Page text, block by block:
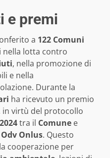
e premi
a 122 Comuni
nella lotta contro
, nella promozione di
e nella
Durante la
ha ricevuto un premio
in virtù del protocollo
tra il Comune e
Onlus. Questo
cooperazione per